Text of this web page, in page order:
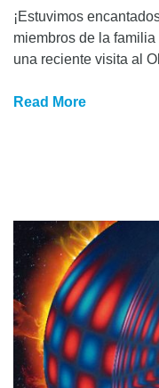
¡Estuvimos
miembros de la
una reciente visita al
Read More